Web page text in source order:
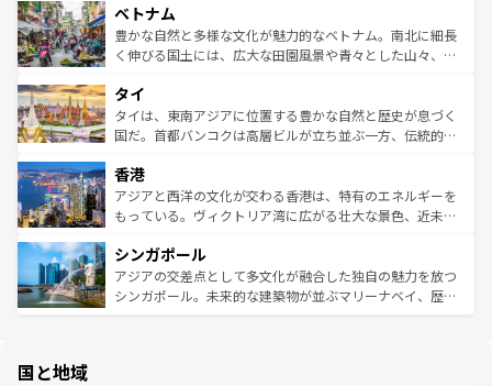
参照してほしい。
容にもいいと評判のスイーツなど、バラエティ豊かな料理
が味わえる。 なお、新着の台湾情報は コンテンツ一覧を参
照してほしい。
き、地方に足を延ばせば四季折々の自然美を楽しむことが
できる。そして、キムチや焼肉、絶品のストリートフード
まで、さまざまな韓国料理が待っている。夜には、韓国な
リティに包まれながら、韓国の多彩な魅力を心ゆくまで味
わってみてほしい。 なお、新着の韓国情報はコンテンツ一
覧を参照してほしい。
ベトナム
豊かな自然と多様な文化が魅力的なベトナム。南北に細長
く伸びる国土には、広大な田園風景や青々とした山々、世
急速な発展と共に伝統が息づく。ハノイの古い町並みやホ
ーチミン市のフランス統治時代の建物も、独特の雰囲気を
醸し出している。また、バラエティの豊かさとおいしさで
とつ。フォーやバインミー、ベトナムコーヒーなどは、ぜ
ひ現地で味わいたい。どの地域を訪れてもあたたかい人々
が旅行者を迎えてくれるので、きっと忘れられない旅にな
参照してほしい。
タイ
タイは、東南アジアに位置する豊かな自然と歴史が息づく
国だ。首都バンコクは高層ビルが立ち並ぶ一方、伝統的な
の活気が交差している。北部ではチェンマイなどの山岳地
帯で自然と触れ合い、南部ではプーケットやクラビの美し
いビーチでリゾート気分を楽しむことができる。タイ料理
激する。気候は一年中温暖で、どの季節にも異なる楽しみ
が待っている。親しみやすいタイの人々、仏教を中心とし
た文化、そして多様な観光資源が、訪れる旅人を魅了し続
香港
アジアと西洋の文化が交わる香港は、特有のエネルギーを
もっている。ヴィクトリア湾に広がる壮大な景色、近未来
み、どこを訪れても感動するはず。観光スポットが密集し
ており、効率よく見どころを回れるのも魅力。息をのむよ
うな絶景から文化的な体験まで、香港を存分に楽しみ尽く
シンガポール
アジアの交差点として多文化が融合した独自の魅力を放つ
シンガポール。未来的な建築物が並ぶマリーナベイ、歴史
国と地域